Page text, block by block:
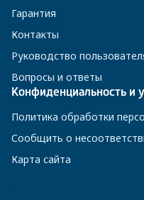
Гарантия
Контакты
Руководство
Вопросы и ответы
Конфиденциальность и
Политика обработки
Сообщить о
Карта сайта